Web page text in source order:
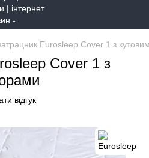
Eurosleep Cover 1 з
Cover 1 з
відгук